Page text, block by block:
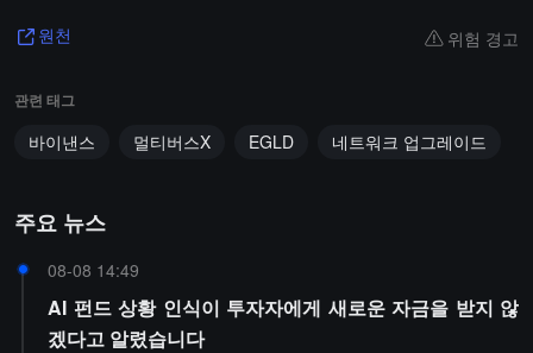
원천 위험 경고
관련 태그
바이낸스 멀티버스X EGLD 네트워크 업그레이드
주요 뉴스
08-08 14:49
AI 펀드 상황 인식이 투자자에게 새로운 자금을 받지 않
겠다고 알렸습니다